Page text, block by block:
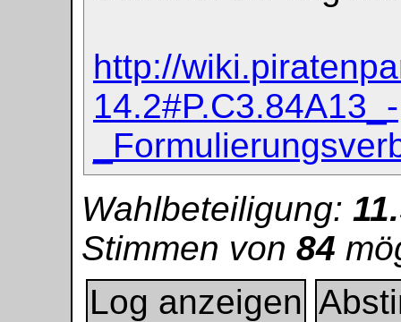
http://
14.2#P.C3.84A13_-
Wahlbeteiligung:
Stimmen von 84
Log anzeigen